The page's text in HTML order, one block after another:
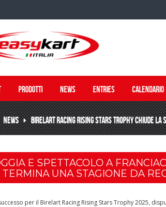
PRODOTTI NEWS ENTRIES CALENDARIO
NEWS BIRELART RACING RISING STARS TROPHY CHIUDE LA
E SPETTACOLO A
TERMINA UNA STAGIONE DA
per il Birelart Racing Rising Stars Trophy 2025,